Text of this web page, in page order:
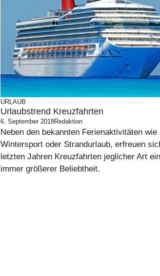
URLAUB
Urlaubstrend Kreuzfahrten
6. September 2018Redaktion
Neben den bekannten Ferienaktivitäten wie
Wintersport oder Strandurlaub, erfreuen
letzten Jahren Kreuzfahrten jeglicher Art
immer größerer Beliebtheit.